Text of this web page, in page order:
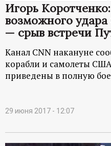
Игорь
возможного
— срыв встречи
Канал CNN накануне
корабли и самолеты
приведены в полную
29 июня 2017 - 12:07